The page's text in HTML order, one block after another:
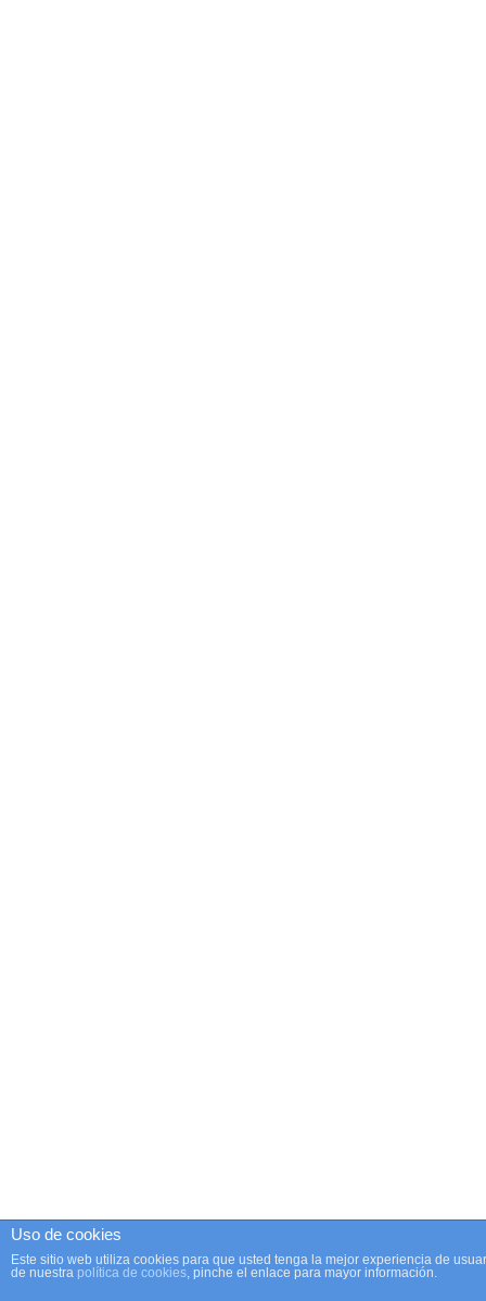
Uso de cookies
Este sitio web utiliza cookies para que usted tenga la mejor experiencia de
de nuestra política de cookies, pinche el enlace para mayor información.